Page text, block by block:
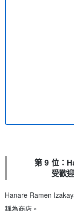
第 9 位：
受歡
Hanare Ramen
稱為商店。